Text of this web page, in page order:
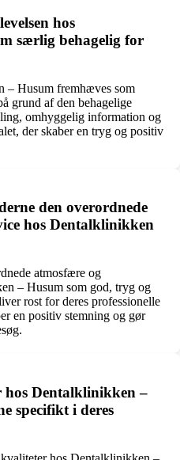
hos
særlig behagelig for
– Husum fremhæves som
grund af den behagelige
omhyggelig information og
der skaber en tryg og positiv
den overordnede
hos Dentalklinikken
atmosfære og
– Husum som god, tryg og
rost for deres professionelle
en positiv stemning og gør
Dentalklinikken –
specifikt i deres